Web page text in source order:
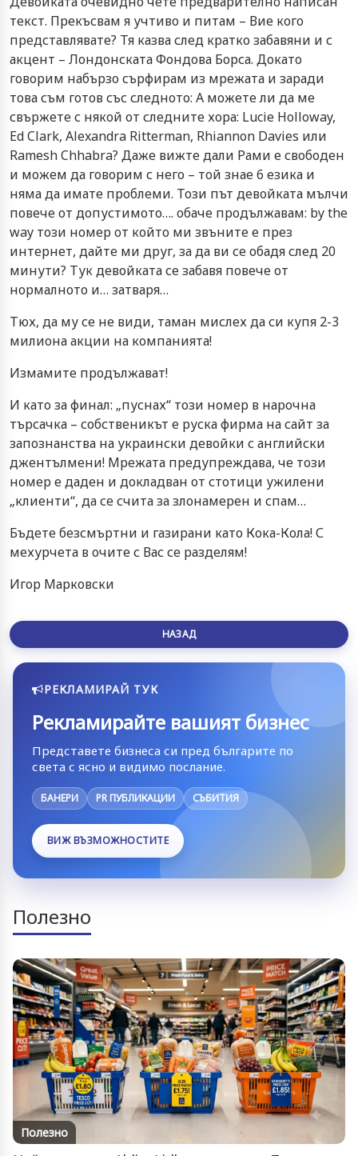
текст. Прекъсвам я учтиво и питам – Вие кого
представлявате? Тя казва след кратко забавяни и с
акцент – Лондонската Фондова Борса. Докато
говорим набързо сърфирам из мрежата и заради
това съм готов със следното: А можете ли да ме
свържете с някой от следните хора: Lucie Holloway,
Ed Clark, Alexandra Ritterman, Rhiannon Davies или
Ramesh Chhabra? Даже вижте дали Рами е свободен
и можем да говорим с него – той знае 6 езика и
няма да имате проблеми. Този път девойката мълчи
повече от допустимото…. обаче продължавам: by the
way този номер от който ми звъните е през
интернет, дайте ми друг, за да ви се обадя след 20
минути? Тук девойката се забавя повече от
нормалното и… затваря…
Тюх, да му се не види, таман мислех да си купя 2-3
милиона акции на компанията!
Измамите продължават!
И като за финал: „пуснах“ този номер в нарочна
търсачка – собственикът е руска фирма на сайт за
запознанства на украински девойки с английски
джентълмени! Мрежата предупреждава, че този
номер е даден и докладван от стотици ужилени
„клиенти“, да се счита за злонамерен и спам…
Бъдете безсмъртни и газирани като Кока-Кола! С
мехурчета в очите с Вас се разделям!
Игор Марковски
НАЗАД
РЕКЛАМИРАЙ ТУК
Рекламирайте вашият бизнес
Представете бизнеса си пред българите по
света с ясно и видимо послание.
БАНЕРИ PR ПУБЛИКАЦИИ СЪБИТИЯ
ВИЖ ВЪЗМОЖНОСТИТЕ
Полезно
Полезно